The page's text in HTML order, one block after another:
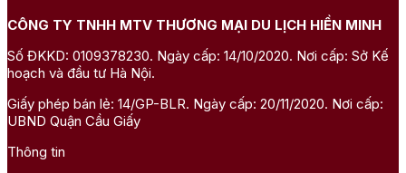
CÔNG TY TNHH MTV THƯƠNG MẠI DU LỊCH HIỀN MINH
Số ĐKKD: 0109378230. Ngày cấp: 14/10/2020. Nơi cấp: Sở Kế
hoạch và đầu tư Hà Nội.
Giấy phép bán lẻ: 14/GP-BLR. Ngày cấp: 20/11/2020. Nơi cấp:
UBND Quận Cầu Giấy
Thông tin